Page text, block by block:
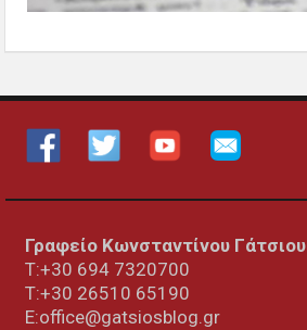
Γραφείο Κωνσταντίνου Γάτσιου
Τ:+30 694 7320700
T:+30 26510 65190
E:office@gatsiosblog.gr